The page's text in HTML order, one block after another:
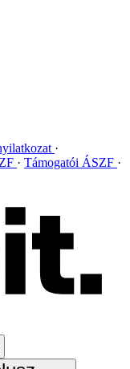
Támogatói ÁSZF